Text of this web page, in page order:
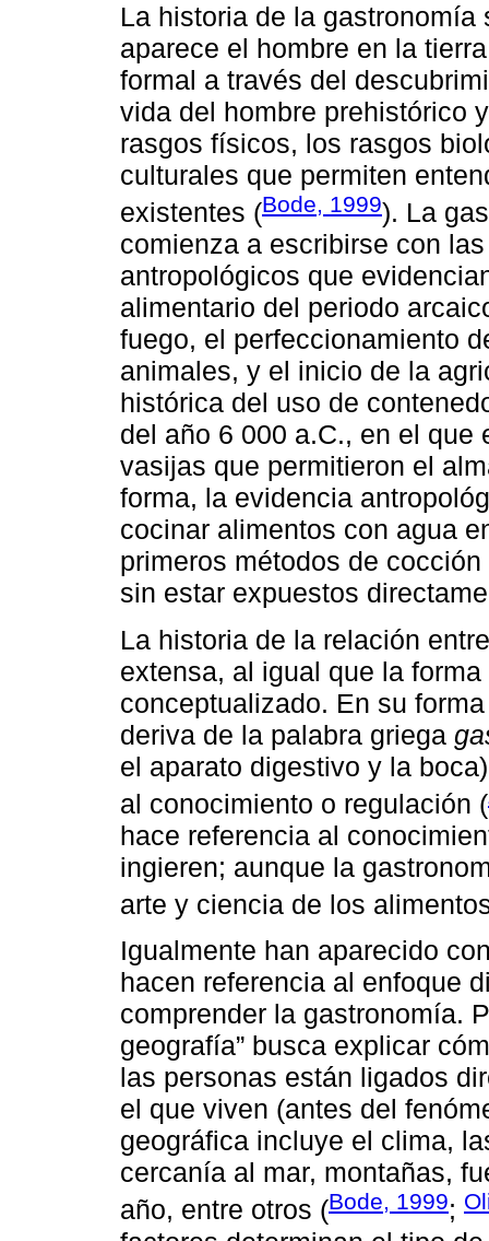
La historia de la
aparece el hombre en la
formal a través del
vida del hombre prehistórico
rasgos físicos, los rasgos
culturales que permiten
existentes (Bode, 1999). La
comienza a escribirse con
antropológicos que
alimentario del periodo
fuego, el perfeccionamiento
animales, y el inicio de la
histórica del uso de
del año 6 000 a.C., en el
vasijas que permitieron el
forma, la evidencia
cocinar alimentos con agua
primeros métodos de
sin estar expuestos
La historia de la relación
extensa, al igual que la
conceptualizado. En su
deriva de la palabra griega
el aparato digestivo y la
al conocimiento o regulación (
hace referencia al
ingieren; aunque la
arte y ciencia de los
Igualmente han aparecido
hacen referencia al enfoque
comprender la gastronomía.
geografía” busca explicar
las personas están ligados
el que viven (antes del
geográfica incluye el clima,
cercanía al mar, montañas,
año, entre otros (Bode, 1999;